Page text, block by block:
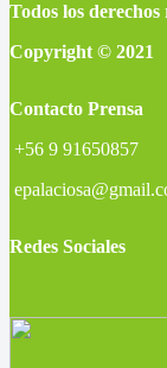
Todos los derechos
Copyright © 2021
Contacto Prensa
+56 9 91650857
Redes Sociales